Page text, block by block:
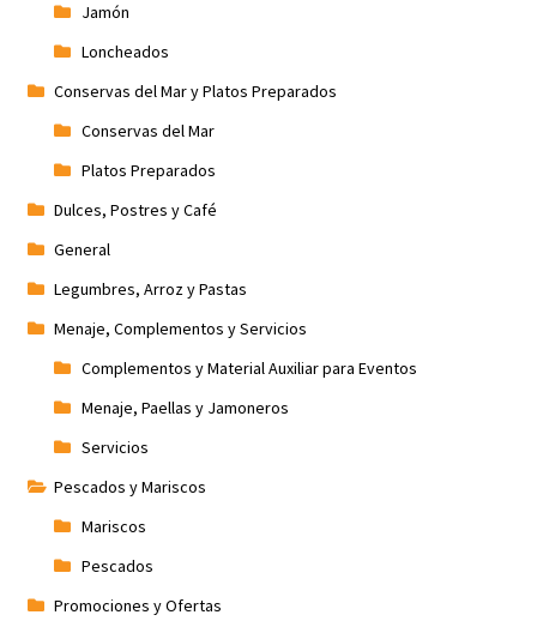
Jamón
Loncheados
Conservas del Mar y Platos Preparados
Conservas del Mar
Platos Preparados
Dulces, Postres y Café
General
Legumbres, Arroz y Pastas
Menaje, Complementos y Servicios
Complementos y Material Auxiliar para Eventos
Menaje, Paellas y Jamoneros
Servicios
Pescados y Mariscos
Mariscos
Pescados
Promociones y Ofertas